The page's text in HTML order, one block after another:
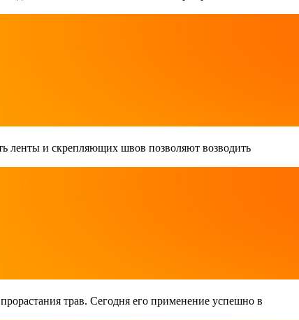
ленты и скрепляющих швов позволяют возводить
трав. Сегодня его применение успешно в